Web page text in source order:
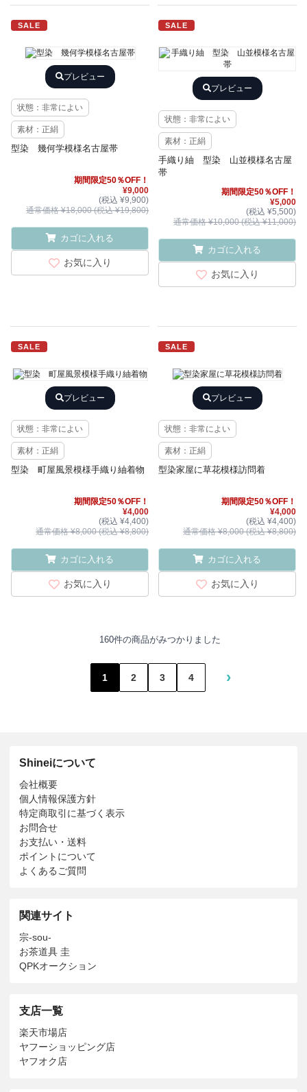
SALE
プレビュー
状態：非常によい
素材：正絹
型染 幾何学模様名古屋帯
期間限定50％OFF！
¥9,000
(税込 ¥9,900)
通常価格 ¥18,000 (税込 ¥19,800)
カゴに入れる
お気に入り
SALE
プレビュー
状態：非常によい
素材：正絹
手織り紬 型染 山並模様名古屋
帯
期間限定50％OFF！
¥5,000
(税込 ¥5,500)
通常価格 ¥10,000 (税込 ¥11,000)
カゴに入れる
お気に入り
SALE
プレビュー
状態：非常によい
素材：正絹
型染 町屋風景模様手織り紬着物
期間限定50％OFF！
¥4,000
(税込 ¥4,400)
通常価格 ¥8,000 (税込 ¥8,800)
カゴに入れる
お気に入り
SALE
プレビュー
状態：非常によい
素材：正絹
型染家屋に草花模様訪問着
期間限定50％OFF！
¥4,000
(税込 ¥4,400)
通常価格 ¥8,000 (税込 ¥8,800)
カゴに入れる
お気に入り
160件の商品がみつかりました
1 2 3 4 ›
Shineiについて
会社概要
個人情報保護方針
特定商取引に基づく表示
お問合せ
お支払い・送料
ポイントについて
よくあるご質問
関連サイト
宗-sou-
お茶道具 圭
QPKオークション
支店一覧
楽天市場店
ヤフーショッピング店
ヤフオク店